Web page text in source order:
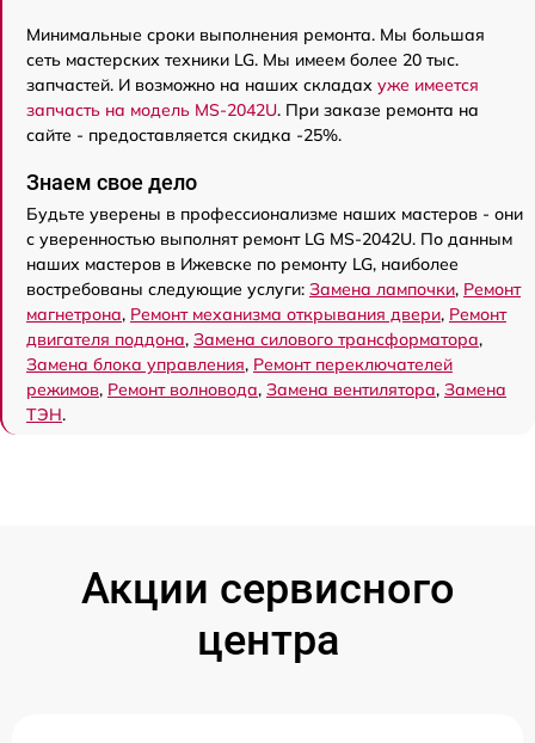
Минимальные сроки выполнения ремонта. Мы большая
сеть мастерских техники LG. Мы имеем более 20 тыс.
запчастей. И возможно на наших складах уже имеется
запчасть на модель MS-2042U. При заказе ремонта на
сайте - предоставляется скидка -25%.
Знаем свое дело
Будьте уверены в профессионализме наших мастеров - они
с уверенностью выполнят ремонт LG MS-2042U. По данным
наших мастеров в Ижевске по ремонту LG, наиболее
востребованы следующие услуги: Замена лампочки, Ремонт
магнетрона, Ремонт механизма открывания двери, Ремонт
двигателя поддона, Замена силового трансформатора,
Замена блока управления, Ремонт переключателей
режимов, Ремонт волновода, Замена вентилятора, Замена
ТЭН.
Акции сервисного
центра